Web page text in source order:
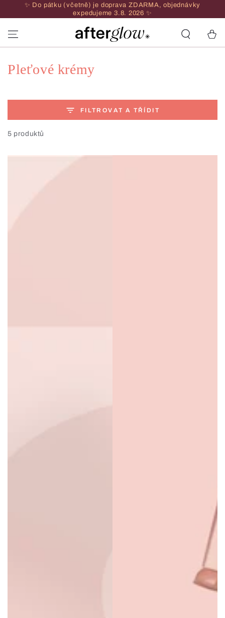
PŘEJÍT NA
✨ Do pátku (včetně) je doprava ZDARMA, objednávky
expedujeme 3.8. 2026 ✨
Vozík
Sbírka:
Pleťové krémy
FILTROVAT A TŘÍDIT
5 produktů